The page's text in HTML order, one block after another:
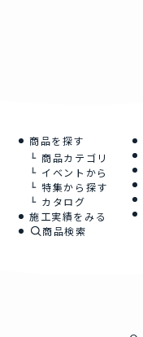
商品を探す
商品カテゴリ
イベントから
特集から探す
カタログ
施工実績をみる
商品検索